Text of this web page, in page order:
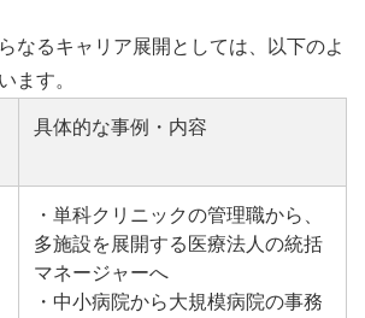
なるキャリア展開としては、以下のよ
ます。
具体的な事例・内容
・単科クリニックの管理職から、
多施設を展開する医療法人の統括
マネージャーへ
・中小病院から大規模病院の事務